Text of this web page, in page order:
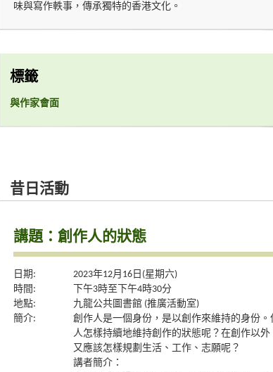
味與寫作軼事，傳承獨特的香港文化。
標籤
與作家會面
昔日活動
講題：創作人的狀態
日期:
2023年12月16日(星期六)
時間:
下午3時至下午4時30分
地點:
九龍公共圖書館 (推廣活動室)
簡介:
創作人是一個身份，是以創作來維持的身份。
人怎樣持續地維持創作的狀態呢？在創作以外
又應該怎樣規劃生活、工作、志願呢？
講者簡介：